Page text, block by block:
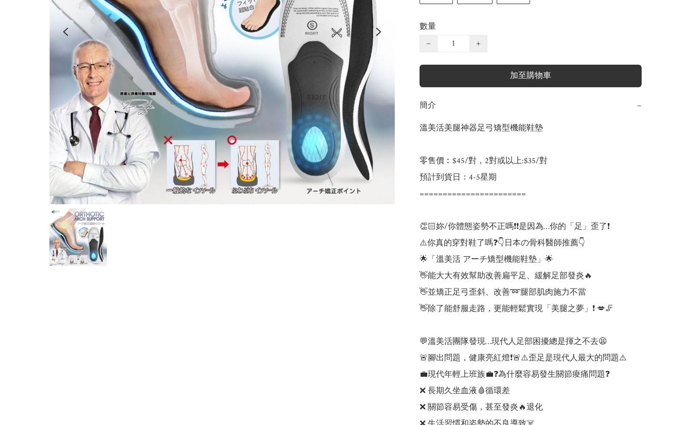
數量
−
+
加至購物車
簡介 −
溫美活美腿神器足弓矯型機能鞋墊
零售價︰$45/對，2對或以上:$35/對
預計到貨日：4-5星期
=======================
👏🏻妳/你體態姿勢不正嗎❗️❗️是因為…你的「足」歪了❗️
⚠️你真的穿對鞋了嗎❓👇日本の骨科醫師推薦👇
🌟「溫美活 アーチ矯型機能鞋墊」🌟
👋能大大有效幫助改善扁平足、緩解足部發炎🔥
👋並矯正足弓歪斜、改善➿腿部肌肉施力不當
👋除了能舒服走路，更能輕鬆實現「美腿之夢」❗️ 💋🦵
💬溫美活團隊發現…現代人足部困擾總是揮之不去😫
🚨腳出問題，健康亮紅燈❗️🚨⚠️歪足是現代人最大的問題⚠️
💼現代年輕上班族💼❓為什麼容易發生關節痠痛問題❓
❌ 長期久坐血液🩸循環差
❌ 關節容易受傷，甚至發炎🔥退化